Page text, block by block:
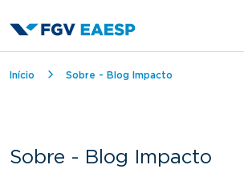
Trilha de navegação
Início Sobre - Blog Impacto
Sobre - Blog Impacto